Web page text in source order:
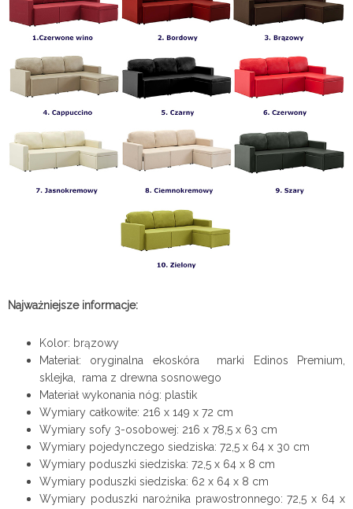
Najważniejsze informacje:
Kolor: brązowy
Materiał: oryginalna ekoskóra marki Edinos Premium,
sklejka, rama z drewna sosnowego
Materiał wykonania nóg: plastik
Wymiary całkowite: 216 x 149 x 72 cm
Wymiary sofy 3-osobowej: 216 x 78,5 x 63 cm
Wymiary pojedynczego siedziska: 72,5 x 64 x 30 cm
Wymiary poduszki siedziska: 72,5 x 64 x 8 cm
Wymiary poduszki siedziska: 62 x 64 x 8 cm
Wymiary poduszki narożnika prawostronnego: 72,5 x 64 x